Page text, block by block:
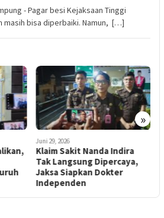
- Pagar besi Kejaksaan Tinggi
masih bisa diperbaiki. Namun, […]
»
Juni 29, 2026
Klaim Sakit Nanda Indira
Tak Langsung Dipercaya,
Jaksa Siapkan Dokter
Independen